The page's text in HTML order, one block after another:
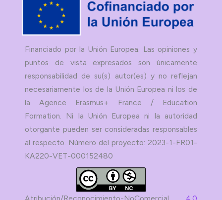
Financiado por la Unión Europea. Las opiniones y
puntos de vista expresados son únicamente
responsabilidad de su(s) autor(es) y no reflejan
necesariamente los de la Unión Europea ni los de
la Agence Erasmus+ France / Education
Formation. Ni la Unión Europea ni la autoridad
otorgante pueden ser consideradas responsables
al respecto. Número del proyecto: 2023-1-FR01-
KA220-VET-000152480